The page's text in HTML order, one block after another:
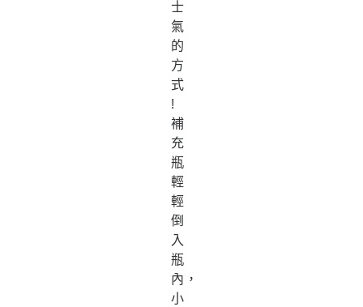
士
氣
的
方
式
!
補
充
瓶
輕
輕
倒
入
瓶
內，
小